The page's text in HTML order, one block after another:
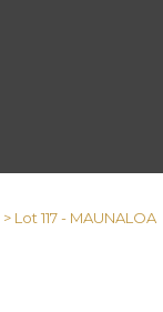
> Lot 117 - MAUNALOA